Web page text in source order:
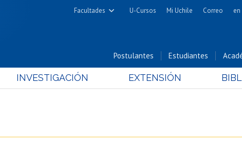
Facultades
Cs. Físicas y Matemáticas
Cs.
Cs. Químicas y Farmacéuticas
U-Cursos Mi Uchile Correo en
Postulantes Estudiantes
INVESTIGACIÓN EXTENSIÓN